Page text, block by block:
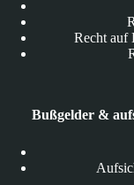
Recht auf
Bußgelder &